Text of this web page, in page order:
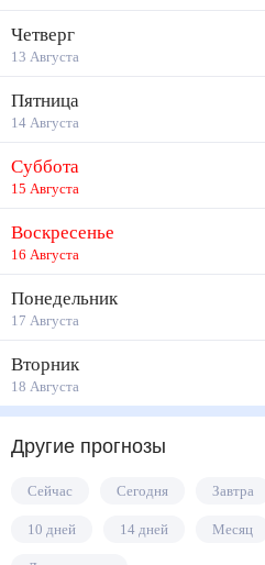
Четверг
13 Августа
Пятница
14 Августа
Суббота
15 Августа
Воскресенье
16 Августа
Понедельник
17 Августа
Вторник
18 Августа
Другие прогнозы
Сейчас Сегодня Завтра
10 дней 14 дней Месяц